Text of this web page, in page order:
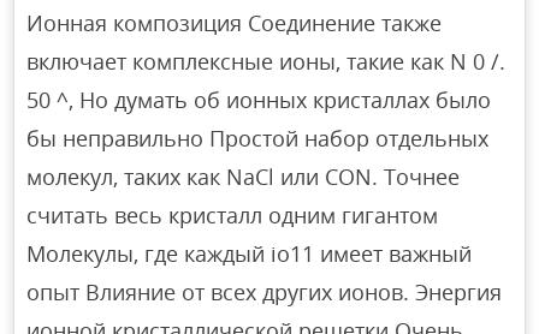
Ионная композиция Соединение также
включает комплексные ионы, такие как N 0 /.
50 ^, Но думать об ионных кристаллах было
бы неправильно Простой набор отдельных
молекул, таких как NaCl или CON. Точнее
считать весь кристалл одним гигантом
Молекулы, где каждый io11 имеет важный
опыт Влияние от всех других ионов. Энергия